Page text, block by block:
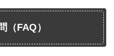
（FAQ）